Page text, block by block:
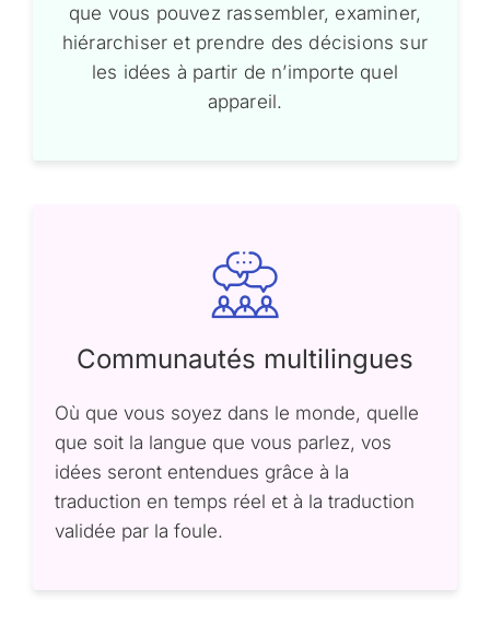
que vous pouvez rassembler, examiner,
hiérarchiser et prendre des décisions sur
les idées à partir de n’importe quel
appareil.
Communautés multilingues
Où que vous soyez dans le monde, quelle
que soit la langue que vous parlez, vos
idées seront entendues grâce à la
traduction en temps réel et à la traduction
validée par la foule.